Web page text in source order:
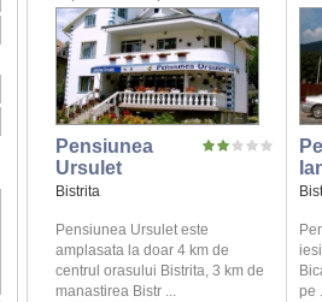
Pensiunea
Ursulet
Bistrita
Pensiunea Ursulet este
amplasata la doar 4 km de
centrul orasului Bistrita, 3 km de
manastirea Bistr ...
pe